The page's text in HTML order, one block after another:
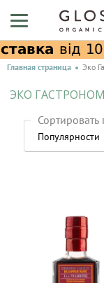
Главная страница Эко
ЭКО
Сортировать